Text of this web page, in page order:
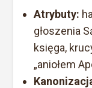
Atrybuty:
głoszenia
księga,
„aniołem